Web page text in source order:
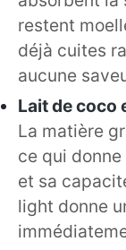
restent
déjà cuites
aucune
Lait de coco
La matière
ce qui
et sa
light donne